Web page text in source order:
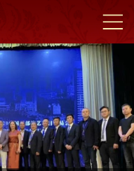
事
培训的通知》
告
关于领取2018年下半年《演出经纪资格证》的通知
四川省演出娱乐行业
询成绩合格的考生，
行业协会办公...